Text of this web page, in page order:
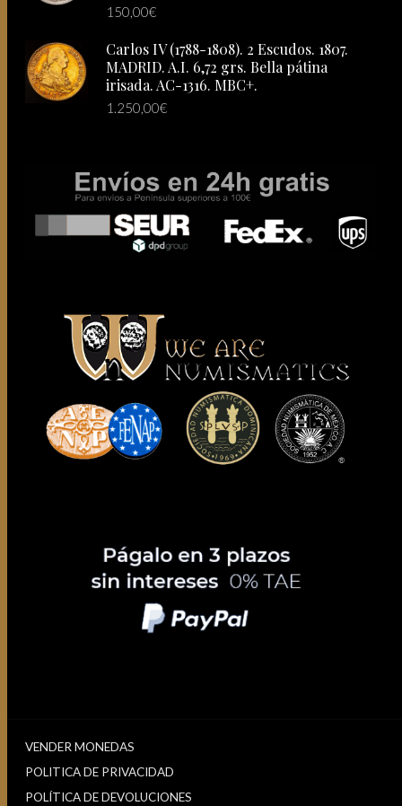
150,00€
Carlos IV (1788-1808). 2 Escudos. 1807.
MADRID. A.I. 6,72 grs. Bella pátina
irisada. AC-1316. MBC+.
1.250,00€
VENDER MONEDAS
POLITICA DE PRIVACIDAD
POLÍTICA DE DEVOLUCIONES